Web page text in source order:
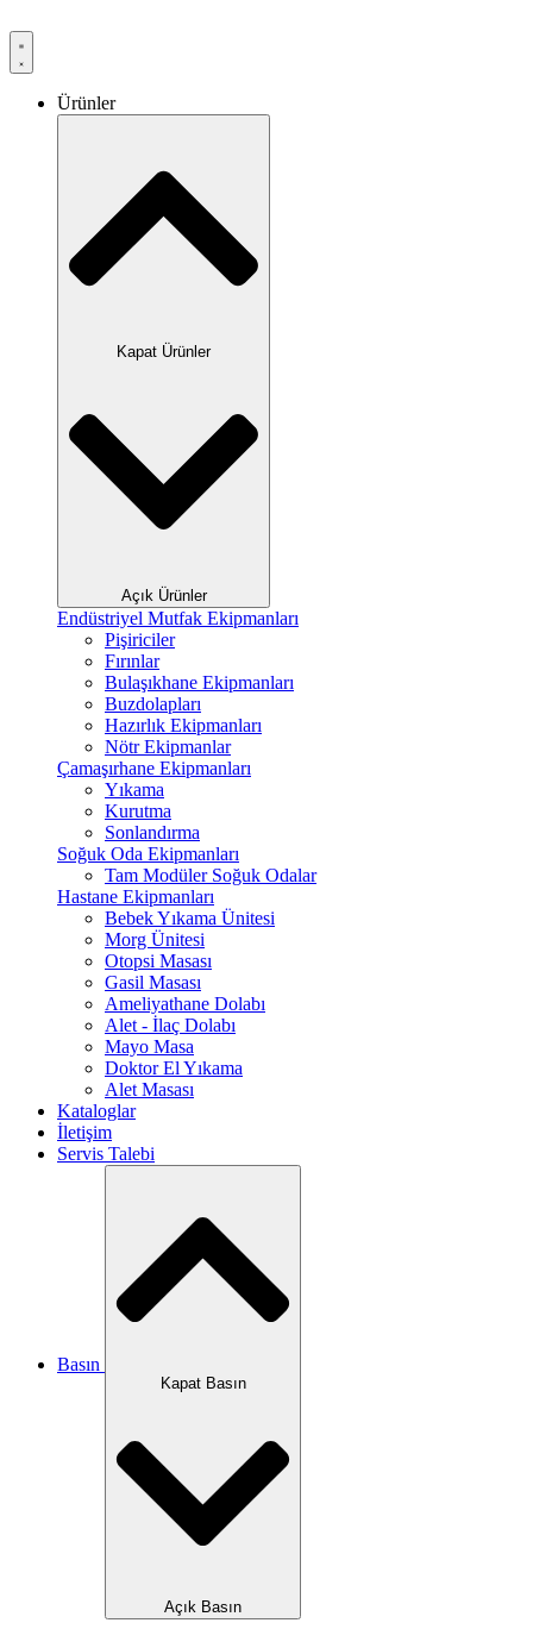
Ürünler
Kapat Ürünler
Açık Ürünler
Endüstriyel Mutfak Ekipmanları
Pişiriciler
Fırınlar
Bulaşıkhane Ekipmanları
Buzdolapları
Hazırlık Ekipmanları
Nötr Ekipmanlar
Çamaşırhane Ekipmanları
Yıkama
Kurutma
Sonlandırma
Soğuk Oda Ekipmanları
Tam Modüler Soğuk Odalar
Hastane Ekipmanları
Bebek Yıkama Ünitesi
Morg Ünitesi
Otopsi Masası
Gasil Masası
Ameliyathane Dolabı
Alet - İlaç Dolabı
Mayo Masa
Doktor El Yıkama
Alet Masası
Kataloglar
İletişim
Servis Talebi
Basın
Kapat Basın
Açık Basın